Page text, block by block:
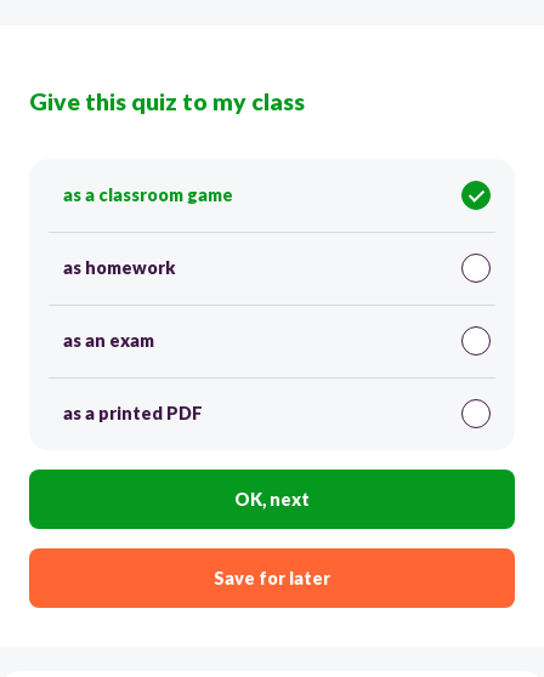
Give this quiz to my class
as a classroom game
as homework
as an exam
as a printed PDF
OK, next
Save for later